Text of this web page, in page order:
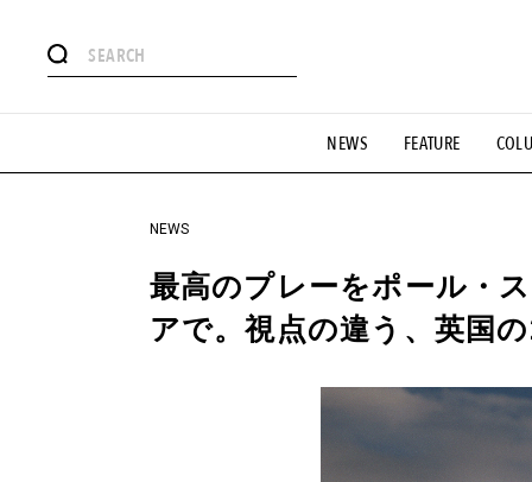
NEWS FEATURE
#憧れの逸品 #ESSENTIAL
#GH 銘品の所以 #フイナムのYouTube #Commune H
#HANDSOME HANDBOOK
NEWS
最高のプレーをポール・
アで。視点の違う、英国